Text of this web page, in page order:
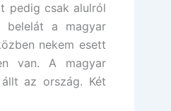
pedig csak alulról
a magyar
nekem esett
van. A magyar
az ország. Két